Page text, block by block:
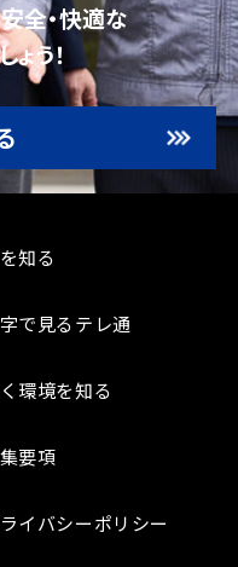
全・快適な
う！
知る
で見るテレ通
環境を知る
要項
イバシーポリシー